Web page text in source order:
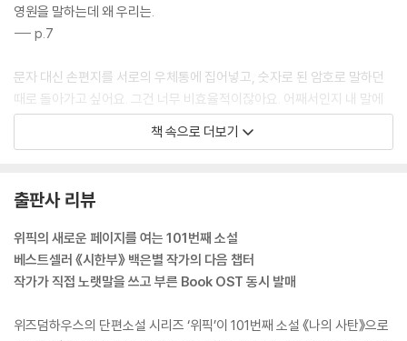
영원을 말하는데 왜 우리는.
--- p.7
문자 대신 손편지를 서로의 우체통에 집어넣고, 숫자로 된 암호로 말하던
때로 돌아가고 싶어요. 그건 너무 비효율적이잖아요. 어째서인지 내 말에
대놓고 반박하듯 말하는 Y에게 지고 싶지 않았다. 모두가 효율만 따지면
인간의 낭만은 누가 챙기나요? Y가 작게 헛웃음을 지었다. 글쎄요. 낭만이
된장찌개가 끓는다. 증기가 피어오른다. 끓는다는 건 선을 넘어버렸다는
것. 당연히 그래야 하는 것도 맞지만. 막연하게, 안 그랬다면 어땠을까를 생
각해도 달라지는 게 없다는 걸 아는 나이가 되어버렸다. 냄비에서 피어오
다.
책 속으로 더보기
출판사 리뷰
위픽의 새로운 페이지를 여는 101번째 소설
베스트셀러 《시한부》 백은별 작가의 다음 챕터
작가가 직접 노랫말을 쓰고 부른 Book OST 동시 발매
위즈덤하우스의 단편소설 시리즈 ‘위픽’이 101번째 소설 《나의 사탄》으로